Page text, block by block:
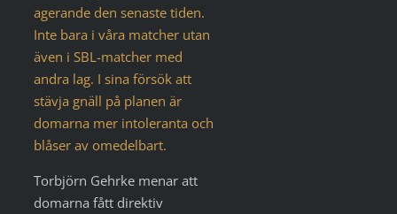
agerande den senaste tiden.
Inte bara i våra matcher utan
även i SBL-matcher med
andra lag. I sina försök att
stävja gnäll på planen är
domarna mer intoleranta och
blåser av omedelbart.
Torbjörn Gehrke menar att
domarna fått direktiv